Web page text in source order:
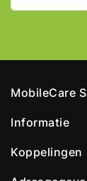
MobileCare
Informatie
Koppelingen